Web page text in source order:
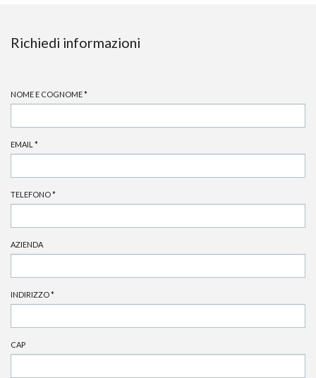
Richiedi informazioni
NOME E COGNOME*
EMAIL *
TELEFONO*
AZIENDA
INDIRIZZO*
CAP